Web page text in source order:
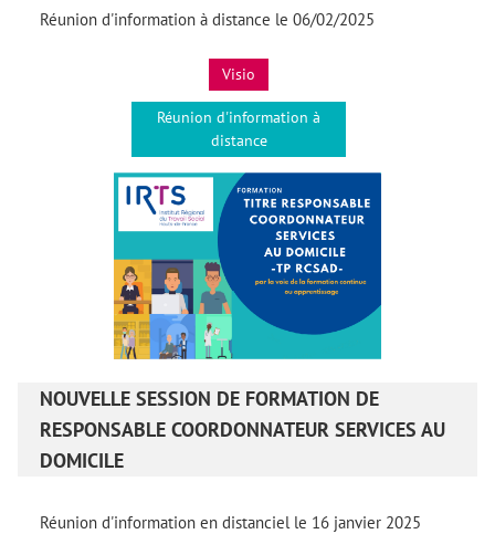
Réunion d'information à distance le 06/02/2025
Visio
Réunion d'information à
distance
NOUVELLE SESSION DE FORMATION DE
RESPONSABLE COORDONNATEUR SERVICES AU
DOMICILE
Réunion d'information en distanciel le 16 janvier 2025